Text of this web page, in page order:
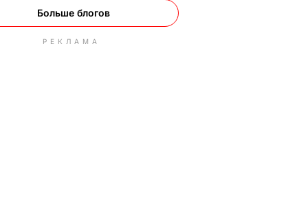
Больше блогов
РЕКЛАМА